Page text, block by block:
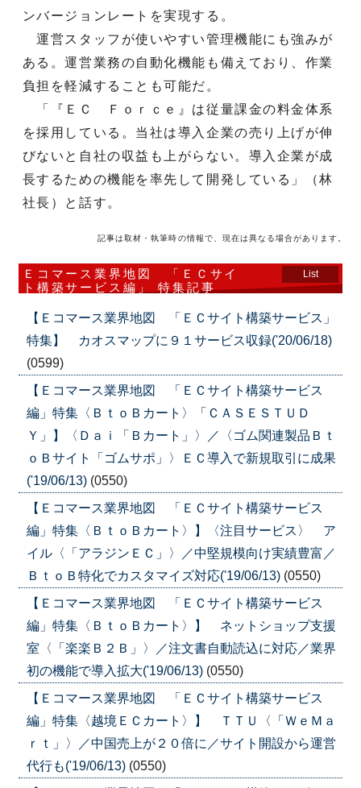
ンバージョンレートを実現する。
運営スタッフが使いやすい管理機能にも強みが
ある。運営業務の自動化機能も備えており、作業
負担を軽減することも可能だ。
「『ＥＣ Ｆｏｒｃｅ』は従量課金の料金体系
を採用している。当社は導入企業の売り上げが伸
びないと自社の収益も上がらない。導入企業が成
長するための機能を率先して開発している」（林
社長）と話す。
記事は取材・執筆時の情報で、現在は異なる場合があります。
Ｅコマース業界地図 「ＥＣサイ
ト構築サービス編」 特集記事
List
【Ｅコマース業界地図 「ＥＣサイト構築サービス」
特集】 カオスマップに９１サービス収録('20/06/18)
(0599)
【Ｅコマース業界地図 「ＥＣサイト構築サービス
編」特集〈ＢｔｏＢカート〉「ＣＡＳＥＳＴＵＤ
Ｙ」】〈Ｄａｉ「Ｂカート」〉／〈ゴム関連製品Ｂｔ
ｏＢサイト「ゴムサポ」〉ＥＣ導入で新規取引に成果
('19/06/13) (0550)
【Ｅコマース業界地図 「ＥＣサイト構築サービス
編」特集〈ＢｔｏＢカート〉】〈注目サービス〉 ア
イル〈「アラジンＥＣ」〉／中堅規模向け実績豊富／
ＢｔｏＢ特化でカスタマイズ対応('19/06/13) (0550)
【Ｅコマース業界地図 「ＥＣサイト構築サービス
編」特集〈ＢｔｏＢカート〉】 ネットショップ支援
室〈「楽楽Ｂ２Ｂ」〉／注文書自動読込に対応／業界
初の機能で導入拡大('19/06/13) (0550)
【Ｅコマース業界地図 「ＥＣサイト構築サービス
編」特集〈越境ＥＣカート〉】 ＴＴＵ〈「ＷｅＭａ
ｒｔ」〉／中国売上が２０倍に／サイト開設から運営
代行も('19/06/13) (0550)